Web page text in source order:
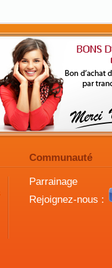
Communauté
Parrainage
Rejoignez-nous :